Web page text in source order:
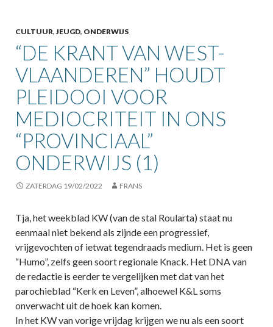
CULTUUR,JEUGD, ONDERWIJS
“DE KRANT VAN WEST-
VLAANDEREN” HOUDT
PLEIDOOI VOOR
MEDIOCRITEIT IN ONS
“PROVINCIAAL”
ONDERWIJS (1)
ZATERDAG 19/02/2022 FRANS
Tja, het weekblad KW (van de stal Roularta) staat nu
eenmaal niet bekend als zijnde een progressief,
vrijgevochten of ietwat tegendraads medium. Het is geen
“Humo”, zelfs geen soort regionale Knack. Het DNA van
de redactie is eerder te vergelijken met dat van het
parochieblad “Kerk en Leven”, alhoewel K&L soms
onverwacht uit de hoek kan komen.
In het KW van vorige vrijdag krijgen we nu als een soort